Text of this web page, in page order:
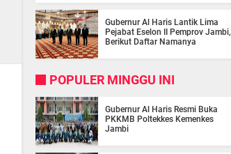
Gubernur Al Haris Lantik Lima
Pejabat Eselon II Pemprov Jambi,
Berikut Daftar Namanya
POPULER MINGGU INI
Gubernur Al Haris Resmi Buka
PKKMB Poltekkes Kemenkes
Jambi